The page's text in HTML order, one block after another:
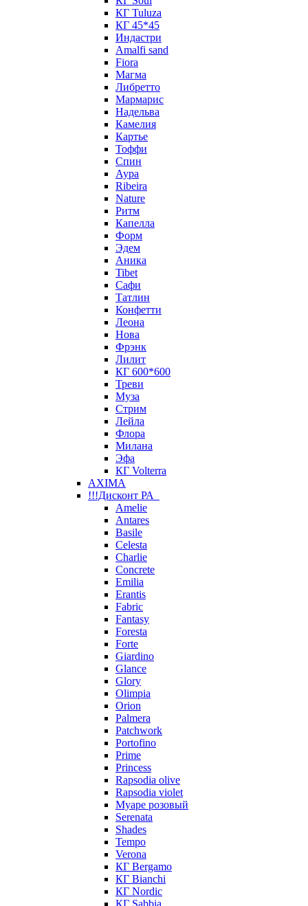
КГ Tuluza
КГ 45*45
Индастри
Amalfi sand
Fiora
Магма
Либретто
Мармарис
Надельва
Камелия
Картье
Тоффи
Спин
Аура
Ribeira
Nature
Ритм
Капелла
Форм
Эдем
Аника
Tibet
Сафи
Татлин
Конфетти
Леона
Нова
Фрэнк
Лилит
КГ 600*600
Треви
Муза
Стрим
Лейла
Флора
Милана
Эфа
КГ Volterra
AXIMA
!!!Дисконт РА
Amelie
Antares
Basile
Celesta
Charlie
Concrete
Emilia
Erantis
Fabric
Fantasy
Foresta
Forte
Giardino
Glance
Glory
Olimpia
Orion
Palmera
Patchwork
Portofino
Prime
Princess
Rapsodia olive
Rapsodia violet
Муаре розовый
Serenata
Shades
Tempo
Verona
КГ Bergamo
КГ Bianchi
КГ Nordic
КГ Sabbia